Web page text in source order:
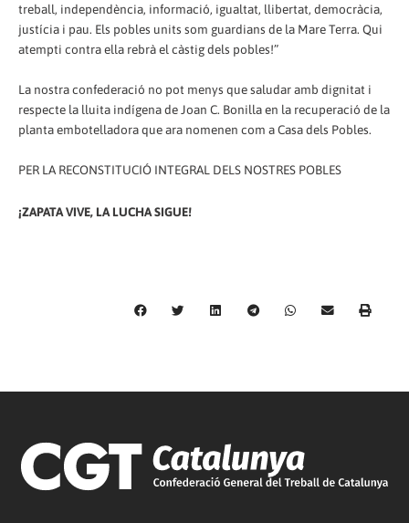
treball, independència, informació, igualtat, llibertat, democràcia,
justícia i pau. Els pobles units som guardians de la Mare Terra. Qui
atempti contra ella rebrà el càstig dels pobles!”
La nostra confederació no pot menys que saludar amb dignitat i
respecte la lluita indígena de Joan C. Bonilla en la recuperació de la
planta embotelladora que ara nomenen com a Casa dels Pobles.
PER LA RECONSTITUCIÓ INTEGRAL DELS NOSTRES POBLES
¡ZAPATA VIVE, LA LUCHA SIGUE!